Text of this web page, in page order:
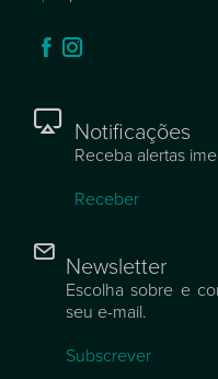
Notificações
Receba alertas
Receber
Newsletter
Escolha sobre e
seu e-mail.
Subscrever